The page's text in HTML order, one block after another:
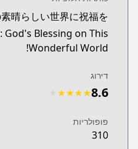
晴らしい世界に祝福を！
God's Blessing on This
Wonderful World!
דירוג
8.6
★
★
★
★
פופולריות
310